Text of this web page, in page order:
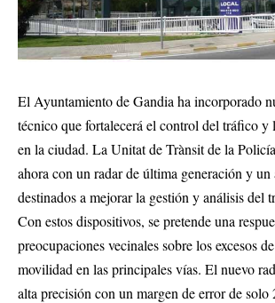
El Ayuntamiento de Gandia ha incorporado
técnico que fortalecerá el control del tráfico y
en la ciudad. La Unitat de Trànsit de la
ahora con un radar de última generación y
destinados a mejorar la gestión y análisis del
Con estos dispositivos, se pretende una
preocupaciones vecinales sobre los excesos
movilidad en las principales vías. El nuevo
alta precisión con un margen de error de